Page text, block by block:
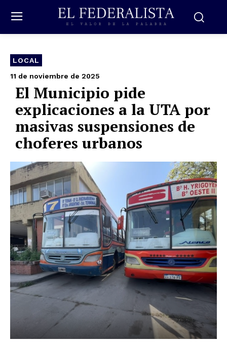
LOCAL
11 de noviembre de 2025
El Municipio pide
explicaciones a la UTA por
masivas suspensiones de
choferes urbanos